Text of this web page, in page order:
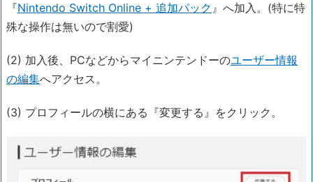
『Nintendo Switch Online + 追加パック 』へ加入。(特に特
殊な操作は無いので割愛)
(2) 加入後、PCなどからマイニンテンドーのユーザー情報
の編集へアクセス。
(3) プロフィールの横にある『変更する』をクリック。